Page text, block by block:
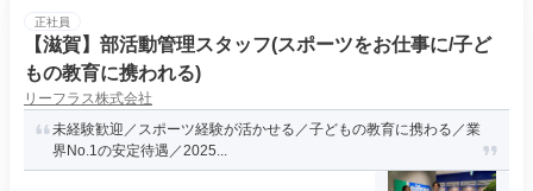
正社員
【滋賀】部活動管理スタッフ(スポーツをお仕事に/子ど
もの教育に携われる)
リーフラス株式会社
未経験歓迎／スポーツ経験が活かせる／子どもの教育に携わる／業
界No.1の安定待遇／2025...